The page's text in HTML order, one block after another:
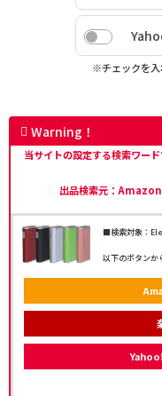
※チェックを入
Warning！
当サイトの設定する検索ワー
出品検索元：
■検索対象：
以下のボタンか